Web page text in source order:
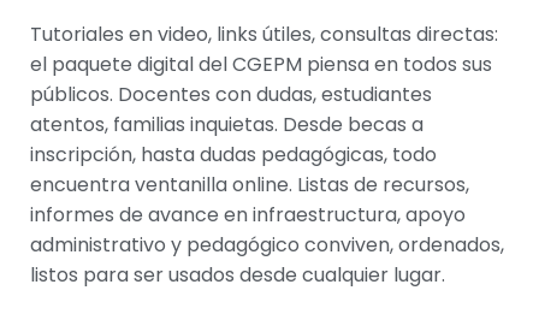
Tutoriales en video, links útiles, consultas directas:
el paquete digital del CGEPM piensa en todos sus
públicos. Docentes con dudas, estudiantes
atentos, familias inquietas. Desde becas a
inscripción, hasta dudas pedagógicas, todo
encuentra ventanilla online. Listas de recursos,
informes de avance en infraestructura, apoyo
administrativo y pedagógico conviven, ordenados,
listos para ser usados desde cualquier lugar.